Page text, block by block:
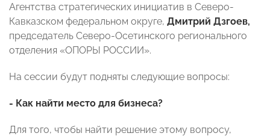
Агентства стратегических инициатив в Северо-
Кавказском федеральном округе, Дмитрий Дзгоев,
председатель Северо-Осетинского регионального
отделения «ОПОРЫ РОССИИ».
На сессии будут подняты следующие вопросы:
- Как найти место для бизнеса?
Для того, чтобы найти решение этому вопросу,